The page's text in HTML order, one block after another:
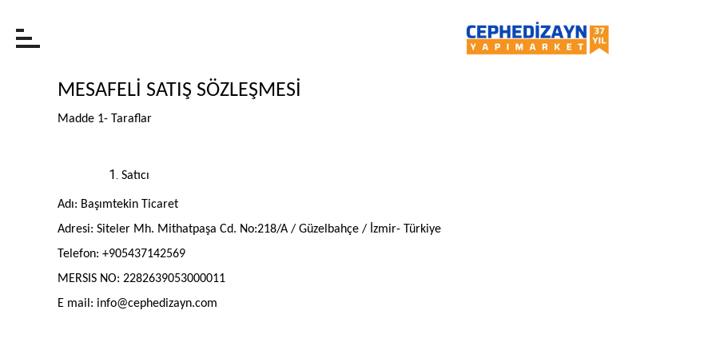
MESAFELİ SATIŞ SÖZLEŞMESİ
Madde 1- Taraflar
Satıcı
Adı: Başımtekin Ticaret
Adresi: Siteler Mh. Mithatpaşa Cd. No:218/A / Güzelbahçe / İzmir- Türkiye
Telefon: +905437142569
MERSIS NO: 2282639053000011
E mail: info@cephedizayn.com